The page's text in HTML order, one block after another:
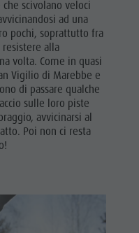
scivolano veloci
ad una
pochi, soprattutto fra
alla
volta. Come in quasi
Vigilio di Marebbe e
di passare qualche
sulle loro piste
avvicinarsi al
Poi non ci resta